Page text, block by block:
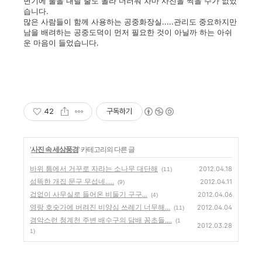
습니다.
많은 사람들이 함께 사용하는 공중화장실.....관리도 중요하지만
남을 배려하는 공중도덕이 먼저 필요한 것이 아닐까 하는 아쉬
운 마음이 들었습니다.
42 구독하기
'사진 속 세상풍경' 카테고리의 다른 글
바위 틈에서 거꾸로 자라는 소나무 대단해 (11) 2012.04.18
섬뜩한 개집 문구 무섭네..... (9) 2012.04.11
겁없이 사무실로 들어온 비둘기 구구... (4) 2012.04.06
영랑 호숫가에 버려진 비양심 쓰레기 너무해... (11) 2012.04.04
경악스런 청계천 주변 배수구의 담배 꽁초들....
(1
1)
2012.03.28